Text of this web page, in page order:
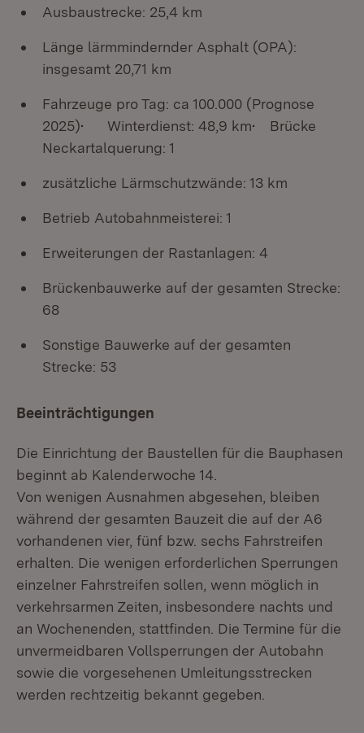
Ausbaustrecke: 25,4 km
Länge lärmmindernder Asphalt (OPA):
insgesamt 20,71 km
Fahrzeuge pro Tag: ca 100.000 (Prognose
2025)•
Winterdienst: 48,9 km•
Brücke
Neckartalquerung: 1
zusätzliche Lärmschutzwände: 13 km
Betrieb Autobahnmeisterei: 1
Erweiterungen der Rastanlagen: 4
Brückenbauwerke auf der gesamten Strecke:
68
Sonstige Bauwerke auf der gesamten
Strecke: 53
Beeinträchtigungen
Die Einrichtung der Baustellen für die Bauphasen
beginnt ab Kalenderwoche 14.
Von wenigen Ausnahmen abgesehen, bleiben
während der gesamten Bauzeit die auf der A6
vorhandenen vier, fünf bzw. sechs Fahrstreifen
erhalten. Die wenigen erforderlichen Sperrungen
einzelner Fahrstreifen sollen, wenn möglich in
verkehrsarmen Zeiten, insbesondere nachts und
an Wochenenden, stattfinden. Die Termine für die
unvermeidbaren Vollsperrungen der Autobahn
sowie die vorgesehenen Umleitungsstrecken
werden rechtzeitig bekannt gegeben.